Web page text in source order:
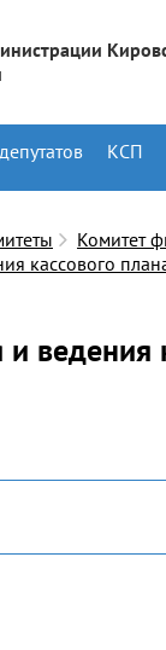
КСП
Комитет
кассового
ведения